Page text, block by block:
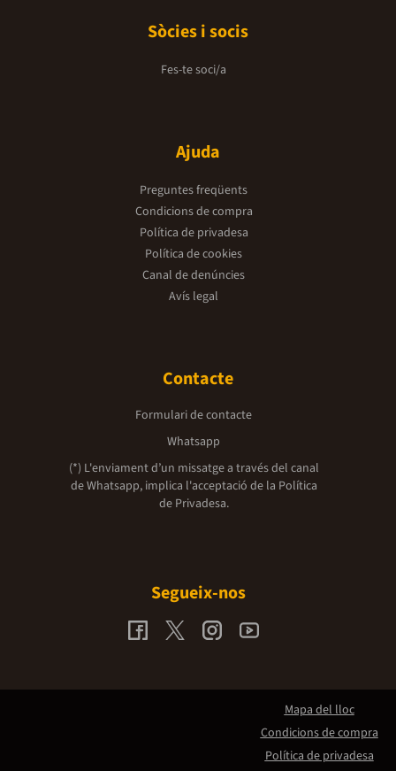
Sòcies i socis
Fes-te soci/a
Ajuda
Preguntes freqüents
Condicions de compra
Política de privadesa
Política de cookies
Canal de denúncies
Avís legal
Contacte
Formulari de contacte
Whatsapp
(*) L'enviament d’un missatge a través del canal
de Whatsapp, implica l'acceptació de la Política
de Privadesa.
Segueix-nos
Mapa del lloc
Condicions de compra
Política de privadesa